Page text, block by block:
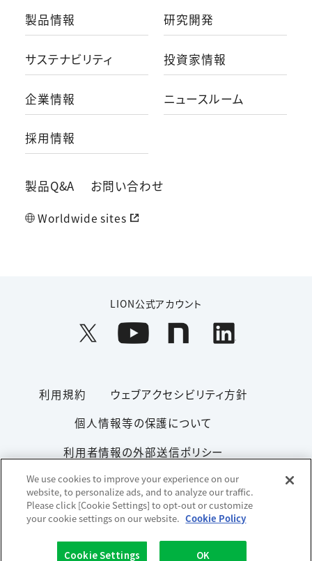
製品情報 研究開発
サステナビリティ 投資家情報
企業情報 ニュースルーム
採用情報
製品Q&A お問い合わせ
Worldwide sites
LION公式アカウント
利用規約
ウェブアクセシビリティ方針
個人情報等の保護について
利用者情報の外部送信ポリシー
ソーシャルメディアポリシー
サイトマップ
Copyright© 1996-2026 Lion Corporation. All rights reserved.
We use cookies to improve your experience on our
website, to personalize ads, and to analyze our traffic.
Please click [Cookie Settings] to opt-out or customize
your cookie settings on our website. Cookie Policy
Cookie Settings OK